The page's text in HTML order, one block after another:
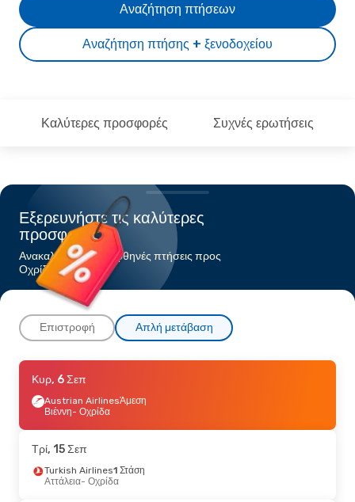
Αναζήτηση πτήσης + ξενοδοχείου
Αναζήτηση πτήσεων
Καλύτερες προσφορές Συχνές ερωτήσεις
Εξερευνήστε τις καλύτερες
προσφορές
Ανακαλύψτε τις πιο φθηνές πτήσεις προς
Οχρίδα
Επιστροφή Απλή μετάβαση
Παρ, 11 Σεπ
Air SerbiaΆμεση
Βελιγράδι- Οχρίδα
Οχρίδα- Βελιγράδι
Πέμ, 27 Αυγ- Σάβ, 29 Αυγ
Κυρ, 6 Σεπ
Austrian AirlinesΆμεση
Βιέννη- Οχρίδα
Τρί, 15 Σεπ
Turkish Airlines1 Στάση
Αττάλεια- Οχρίδα